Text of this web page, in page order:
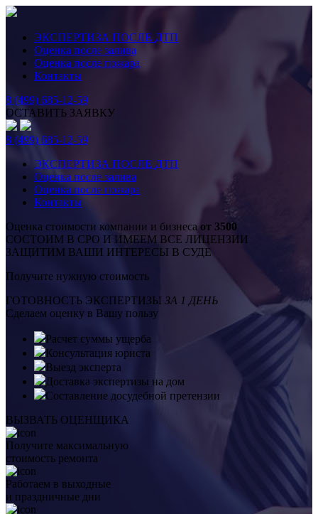
ЭКСПЕРТИЗА ПОСЛЕ ДТП
Оценка после залива
Оценка после пожара
Контакты
8 (499) 685-12-59
ОСТАВИТЬ ЗАЯВКУ
8 (499) 685-12-59
ЭКСПЕРТИЗА ПОСЛЕ ДТП
Оценка после залива
Оценка после пожара
Контакты
Оценка стоимости компании и бизнеса от 3500
СОСТОИМ В СРО И ИМЕЕМ ВСЕ ЛИЦЕНЗИИ
ЗАЩИТИМ ВАШИ ИНТЕРЕСЫ В СУДЕ
Получите нужную стоимость
ГОТОВНОСТЬ ЭКСПЕРТИЗЫ ЗА 1 ДЕНЬ
Сделаем оценку в Вашу пользу
Расчет суммы ущерба
Консультация юриста
Выезд эксперта
Доставка экспертизы на дом
Составление досудебной претензии
ВЫЗВАТЬ ОЦЕНЩИКА
Получите максимальную
стоимость ремонта
Работаем в выходные
и праздничные дни